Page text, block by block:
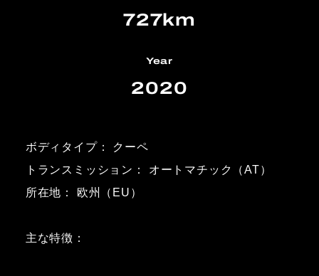
727km
Year
2020
ボディタイプ： クーペ
トランスミッション： オートマチック（AT）
所在地： 欧州（EU）
主な特徴：